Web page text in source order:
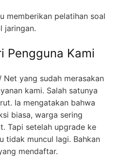
memberikan pelatihan soal
jaringan.
Pengguna Kami
Net yang sudah merasakan
kami. Salah satunya
Ia mengatakan bahwa
biasa, warga sering
Tapi setelah upgrade ke
tidak muncul lagi. Bahkan
mendaftar.